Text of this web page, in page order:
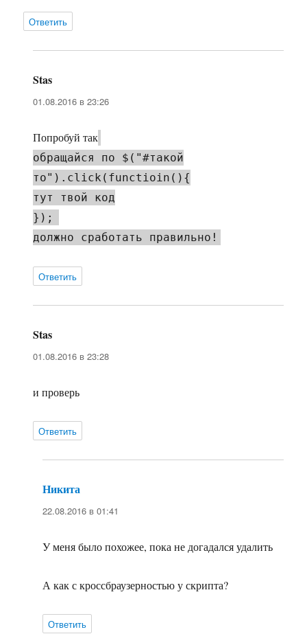
Ответить
Stas
01.08.2016 в 23:26
Попробуй так
обращайся по $("#такой
то").click(functioin(){
тут твой код
});
должно сработать правильно!
Ответить
Stas
01.08.2016 в 23:28
и проверь
Ответить
Никита
22.08.2016 в 01:41
У меня было похожее, пока не догадался удалить
А как с кроссбраузерностью у скрипта?
Ответить